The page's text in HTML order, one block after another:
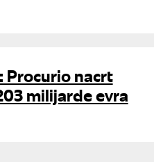
Procurio nacrt
milijarde evra